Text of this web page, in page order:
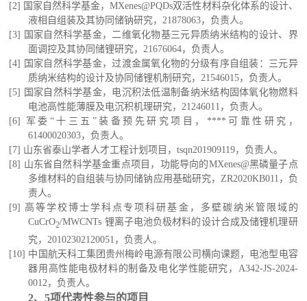
[2] 国家自然科学基金，MXenes@PQDs双活性材料杂化体系的设计、
液相自组装及其协同储钠研究，21878063，负责人。
[3] 国家自然科学基金，二维氧化物基三元异质纳米结构的设计、界
面调控及其协同储锂研究，21676064，负责人。
[4] 国家自然科学基金，过渡金属氧化物的分级有序自组装：三元异
质纳米结构的设计及协同储锂机制研究，21546015，负责人。
[5] 国家自然科学基金，电沉积法低温制备纳米结构固体氧化物燃料
电池高性能薄膜及电沉积机理研究，21246011，负责人。
[6] 军委 “十三五”装备预先研究项目， ****可靠性研究，
61400020303，负责人。
[7] 山东省泰山学者人才工程计划项目，tsqn201909119，负责人。
[8] 山东省自然科学基金重点项目，功能导向的MXenes@黑磷量子点
多维材料的自组装与协同储钠应用基础研究，ZR2020KB011，负
责人。
[9] 高等学校博士学科点专项科研基金，多壁碳纳米管限域的
CuCrO2/MWCNTs 锂离子电池负极材料的设计合成及储锂机理研
究，20102302120051，负责人。
[10] 中国航天科工集团贵州梅岭电源有限公司横向课题 ，电池型电容
器用高性能电极材料的制备及电化学性能研究，A342-JS-2024-
0012， 负责人。
2、5项代表性参与的项目